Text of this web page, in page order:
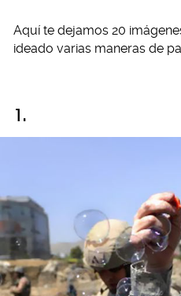
Aquí te dejamos 20
ideado varias maneras de
1.